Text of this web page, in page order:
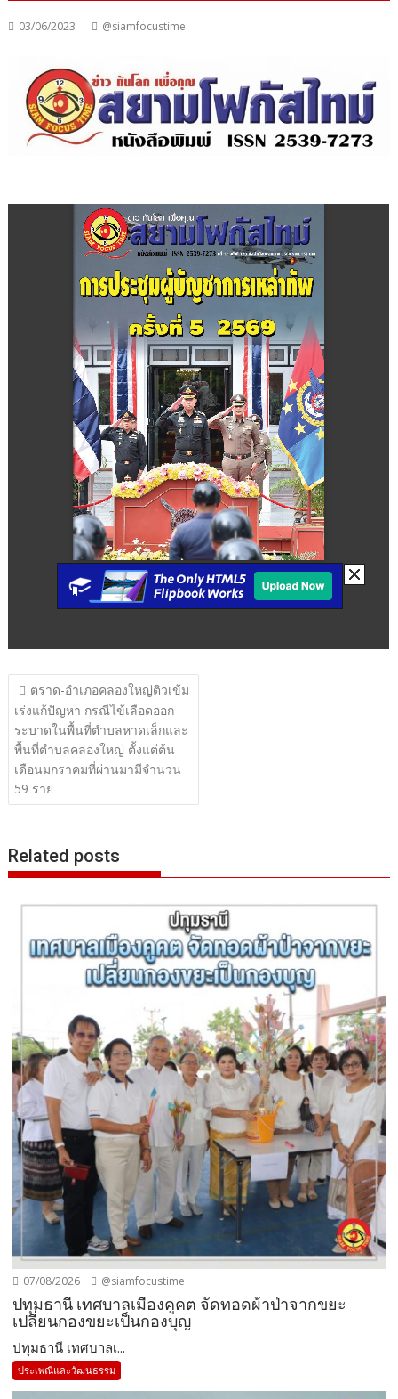
03/06/2023 @siamfocustime
แนะแนว
เรื่อง
ตราด-อำเภอคลองใหญ่ติวเข้ม
เร่งแก้ปัญหา กรณีไข้เลือดออก
ระบาดในพื้นที่ตําบลหาดเล็กและ
พื้นที่ตําบลคลองใหญ่ ตั้งแต่ต้น
เดือนมกราคมที่ผ่านมามีจํานวน
59 ราย
Related posts
07/08/2026 @siamfocustime
ปทุมธานี เทศบาลเมืองคูคต จัดทอดผ้าป่าจากขยะ
เปลี่ยนกองขยะเป็นกองบุญ
ปทุมธานี เทศบาลเ...
ประเพณีและวัฒนธรรม